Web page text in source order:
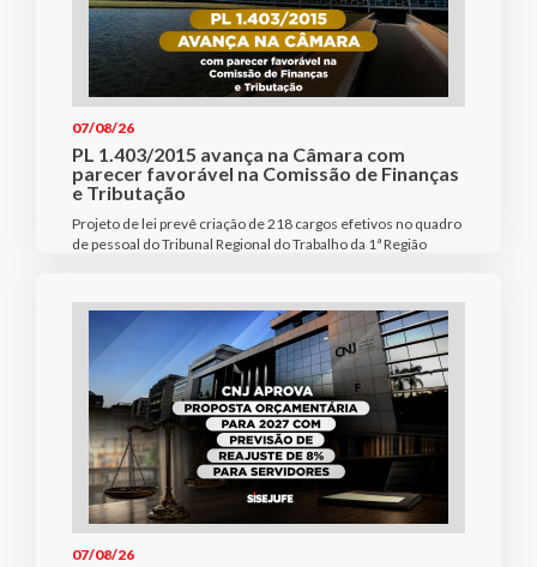
07/08/26
PL 1.403/2015 avança na Câmara com
parecer favorável na Comissão de Finanças
e Tributação
Projeto de lei prevê criação de 218 cargos efetivos no quadro
de pessoal do Tribunal Regional do Trabalho da 1ª Região
07/08/26